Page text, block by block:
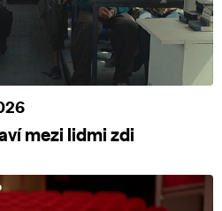
mezi lidmi zdi